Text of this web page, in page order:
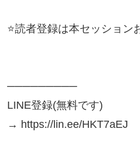
⭐️読者登録は本セッション
─────────
LINE登録(無料です)
→ https://lin.ee/HKT7aEJ